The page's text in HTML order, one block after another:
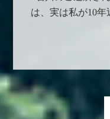
は、実は私が10年